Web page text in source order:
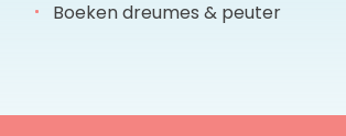
Boeken dreumes & peuter